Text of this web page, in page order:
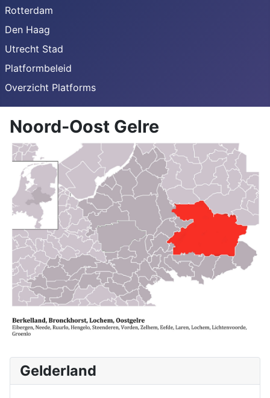
Rotterdam
Den Haag
Utrecht Stad
Platformbeleid
Overzicht Platforms
Gelderland
Noord-Oost Gelre